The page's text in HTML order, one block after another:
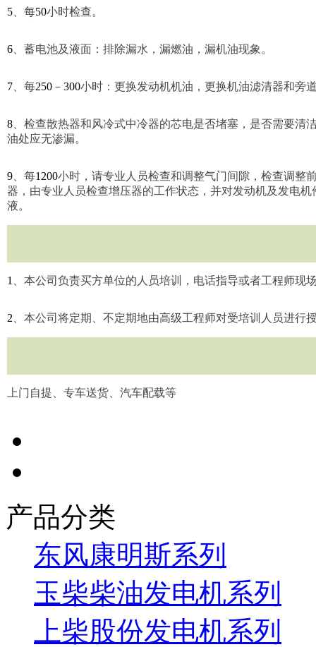
5 、每50小时检查。
6 、蓄电池及液面：排除漏水，漏燃油，漏机油现象。
7 、每250 － 300小时：更换发动机机油，更换机油滤清器和旁
8 、检查散热器和风冷式中冷器的芯电是否堵塞，是否需要
油处应无渗漏。
9 、每1200小时，请专业人员检查和调整气门间隙，检查调整
器，由专业人员检查增压器的工作状态，并对发动机及发电机
液。
1 、本公司负责买方单位的人员培训，电话指导或者工程师现
2 、本公司将定期、不定期地由高级工程师对受培训人员进
上门自提、专车送货、汽车配载等
产品分类
东风康明斯系列
玉柴柴油发电机系列
上柴股份发电机系列